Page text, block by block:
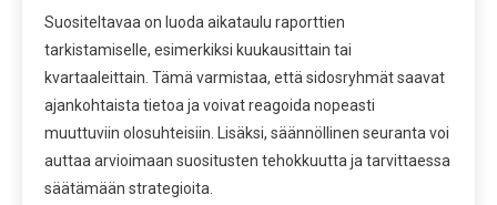
Suositeltavaa on luoda aikataulu raporttien
tarkistamiselle, esimerkiksi kuukausittain tai
kvartaaleittain. Tämä varmistaa, että sidosryhmät saavat
ajankohtaista tietoa ja voivat reagoida nopeasti
muuttuviin olosuhteisiin. Lisäksi, säännöllinen seuranta voi
auttaa arvioimaan suositusten tehokkuutta ja tarvittaessa
säätämään strategioita.